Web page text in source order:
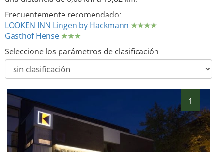
Frecuentemente recomendado:
LOOKEN INN Lingen by Hackmann
Gasthof Hense
Seleccione los parámetros de clasificación
1